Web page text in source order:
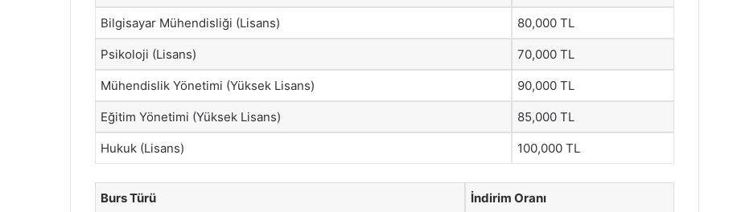
Bilgisayar Mühendisliği (Lisans) 80,000 TL
Psikoloji (Lisans) 70,000 TL
Mühendislik Yönetimi (Yüksek Lisans) 90,000 TL
Eğitim Yönetimi (Yüksek Lisans) 85,000 TL
Hukuk (Lisans) 100,000 TL
Burs Türü İndirim Oranı